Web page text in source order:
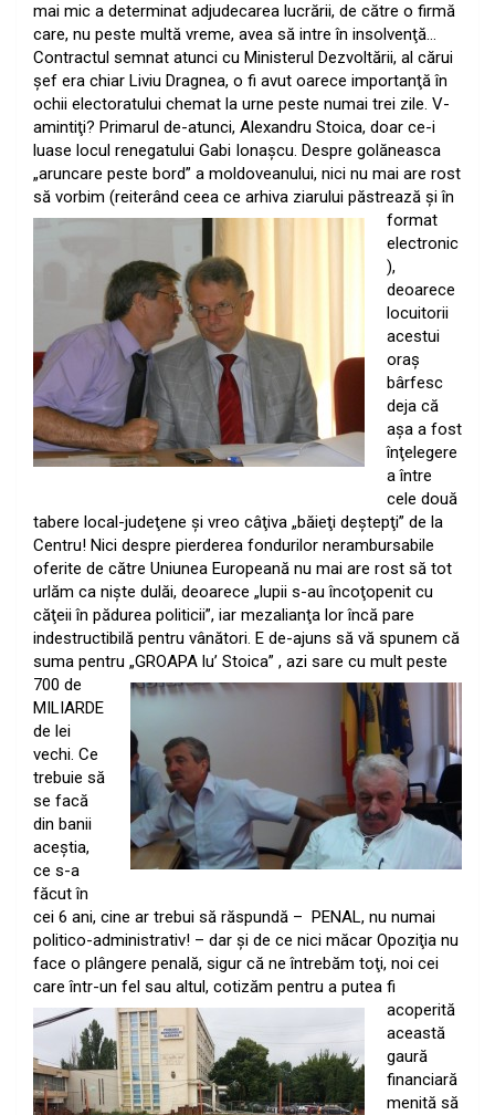
mai mic a determinat adjudecarea lucrării, de către o firmă
care, nu peste multă vreme, avea să intre în insolvenţă…
Contractul semnat atunci cu Ministerul Dezvoltării, al cărui
şef era chiar Liviu Dragnea, o fi avut oarece importanţă în
ochii electoratului chemat la urne peste numai trei zile. V-
amintiţi? Primarul de-atunci, Alexandru Stoica, doar ce-i
luase locul renegatului Gabi Ionaşcu. Despre golăneasca
„aruncare peste bord” a moldoveanului, nici nu mai are rost
să vorbim (reiterând ceea ce arhiva ziarului păstrează şi în
format
electronic
),
deoarece
locuitorii
acestui
oraş
bârfesc
deja că
aşa a fost
înţelegere
a între
cele două
tabere local-judeţene şi vreo câţiva „băieţi deştepţi” de la
Centru! Nici despre pierderea fondurilor nerambursabile
oferite de către Uniunea Europeană nu mai are rost să tot
urlăm ca nişte dulăi, deoarece „lupii s-au încoţopenit cu
căţeii în pădurea politicii”, iar mezalianţa lor încă pare
indestructibilă pentru vânători. E de-ajuns să vă spunem că
suma pentru „GROAPA lu’ Stoica” , azi sare cu mult peste
700 de
MILIARDE
de lei
vechi. Ce
trebuie să
se facă
din banii
aceştia,
ce s-a
făcut în
cei 6 ani, cine ar trebui să răspundă – PENAL, nu numai
politico-administrativ! – dar şi de ce nici măcar Opoziţia nu
face o plângere penală, sigur că ne întrebăm toţi, noi cei
care într-un fel sau altul, cotizăm pentru a putea fi
acoperită
această
gaură
financiară
menită să